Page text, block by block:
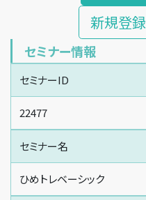
新規登
セミナー情報
セミナーID
22477
セミナー名
ひめトレベーシック